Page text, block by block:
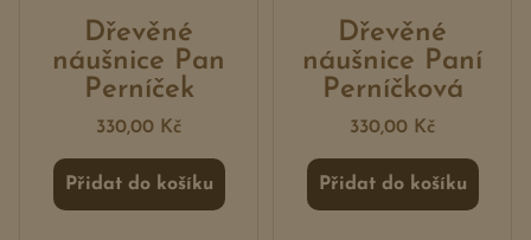
Dřevěné
náušnice Pan
Perníček
330,00 Kč
Přidat do košíku
Dřevěné
náušnice Paní
Perníčková
330,00 Kč
Přidat do košíku